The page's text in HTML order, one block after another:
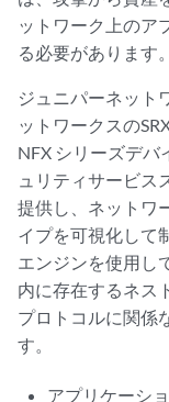
ットワーク上のア
る必要があります。
ジュニパーネット
ットワークスの
NFX シリーズデバ
ュリティサービス
提供し、ネットワ
イプを可視化して
エンジンを使用し
内に存在するネス
プロトコルに関係
す。
アプリケーシ